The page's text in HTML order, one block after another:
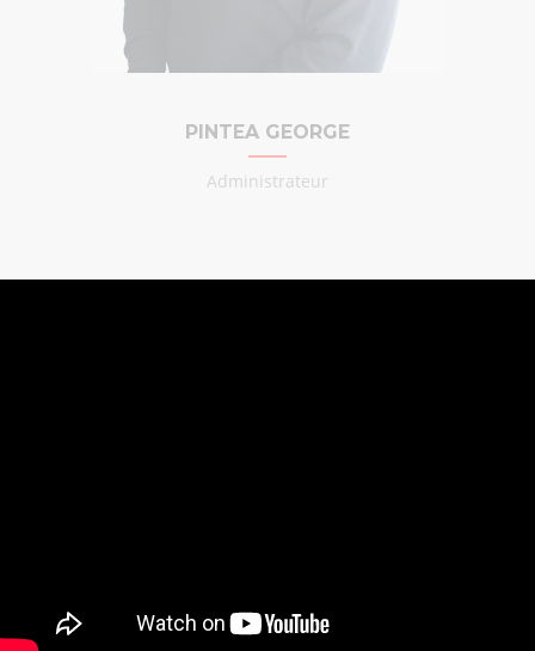
PINTEA GEORGE
Administrateur